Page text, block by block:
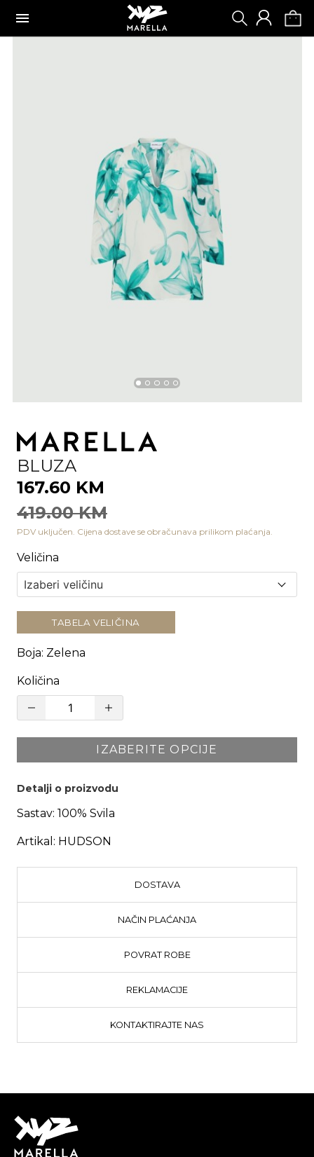
BLUZA
167.60 KM
419.00 KM
PDV uključen. Cijena dostave se obračunava prilikom plaćanja.
Veličina
TABELA VELIČINA
Boja: Zelena
Količina
IZABERITE OPCIJE
Detalji o proizvodu
Sastav: 100% Svila
Artikal: HUDSON
DOSTAVA
NAČIN PLAĆANJA
POVRAT ROBE
REKLAMACIJE
KONTAKTIRAJTE NAS